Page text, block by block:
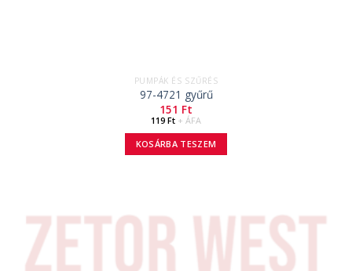
PUMPÁK ÉS SZŰRÉS
97-4721 gyűrű
151 Ft
119 Ft + ÁFA
KOSÁRBA TESZEM